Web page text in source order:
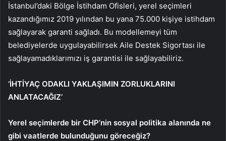
İstanbul’daki Bölge İstihdam Ofisleri, yerel seçimleri
kazandığımız 2019 yılından bu yana 75.000 kişiye istihdam
sağlayarak garanti sağladı. Bu modellemeyi tüm
belediyelerde uygulayabilirsek Aile Destek Sigortası ile
sağlayamadıklarımızı iş garantisi ile sağlayabiliriz.
‘İHTİYAÇ ODAKLI YAKLAŞIMIN ZORLUKLARINI
ANLATACAĞIZ’
Yerel seçimlerde bir CHP’nin sosyal politika alanında ne
gibi vaatlerde bulunduğunu göreceğiz?